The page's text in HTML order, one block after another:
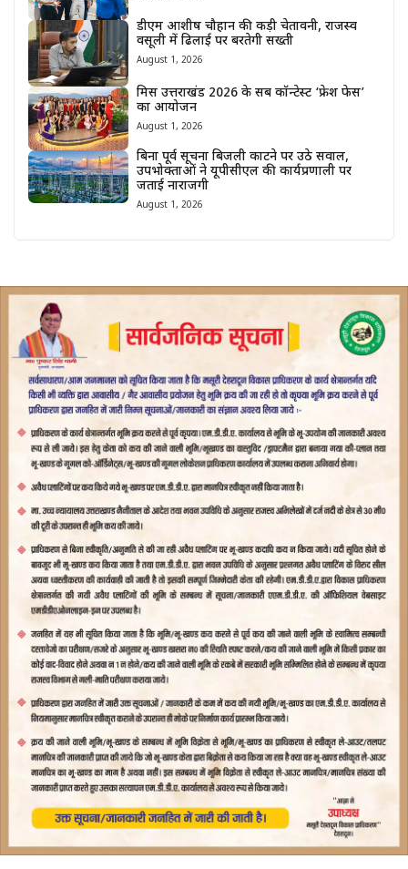
डीएम आशीष चौहान की कड़ी चेतावनी, राजस्व
वसूली में ढिलाई पर बरतेगी सख्ती
August 1, 2026
मिस उत्तराखंड 2026 के सब कॉन्टेस्ट ‘फ्रेश फेस’
का आयोजन
August 1, 2026
बिना पूर्व सूचना बिजली काटने पर उठे सवाल,
उपभोक्ताओं ने यूपीसीएल की कार्यप्रणाली पर
जताई नाराजगी
August 1, 2026